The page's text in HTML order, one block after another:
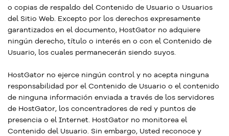
o copias de respaldo del Contenido de Usuario o Usuarios
del Sitio Web. Excepto por los derechos expresamente
garantizados en el documento, HostGator no adquiere
ningún derecho, título o interés en o con el Contenido de
Usuario, los cuales permanecerán siendo suyos.
HostGator no ejerce ningún control y no acepta ninguna
responsabilidad por el Contenido de Usuario o el contenido
de ninguna información enviada a través de los servidores
de HostGator, los concentradores de red y puntos de
presencia o el Internet. HostGator no monitorea el
Contenido del Usuario. Sin embargo, Usted reconoce y